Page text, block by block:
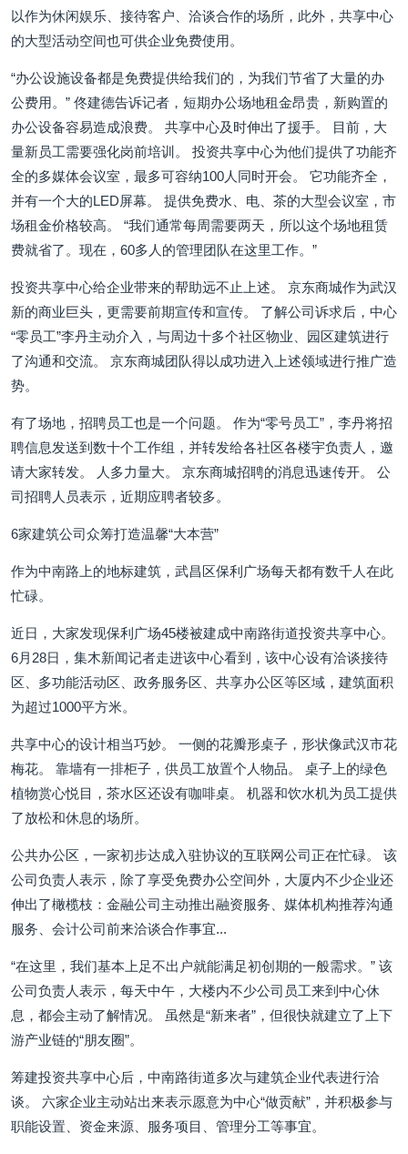
以作为休闲娱乐、接待客户、洽谈合作的场所，此外，共享中心
的大型活动空间也可供企业免费使用。
“办公设施设备都是免费提供给我们的，为我们节省了大量的办
公费用。” 佟建德告诉记者，短期办公场地租金昂贵，新购置的
办公设备容易造成浪费。 共享中心及时伸出了援手。 目前，大
量新员工需要强化岗前培训。 投资共享中心为他们提供了功能齐
全的多媒体会议室，最多可容纳100人同时开会。 它功能齐全，
并有一个大的LED屏幕。 提供免费水、电、茶的大型会议室，市
场租金价格较高。 “我们通常每周需要两天，所以这个场地租赁
费就省了。现在，60多人的管理团队在这里工作。”
投资共享中心给企业带来的帮助远不止上述。 京东商城作为武汉
新的商业巨头，更需要前期宣传和宣传。 了解公司诉求后，中心
“零员工”李丹主动介入，与周边十多个社区物业、园区建筑进行
了沟通和交流。 京东商城团队得以成功进入上述领域进行推广造
势。
有了场地，招聘员工也是一个问题。 作为“零号员工”，李丹将招
聘信息发送到数十个工作组，并转发给各社区各楼宇负责人，邀
请大家转发。 人多力量大。 京东商城招聘的消息迅速传开。 公
司招聘人员表示，近期应聘者较多。
6家建筑公司众筹打造温馨“大本营”
作为中南路上的地标建筑，武昌区保利广场每天都有数千人在此
忙碌。
近日，大家发现保利广场45楼被建成中南路街道投资共享中心。
6月28日，集木新闻记者走进该中心看到，该中心设有洽谈接待
区、多功能活动区、政务服务区、共享办公区等区域，建筑面积
为超过1000平方米。
共享中心的设计相当巧妙。 一侧的花瓣形桌子，形状像武汉市花
梅花。 靠墙有一排柜子，供员工放置个人物品。 桌子上的绿色
植物赏心悦目，茶水区还设有咖啡桌。 机器和饮水机为员工提供
了放松和休息的场所。
公共办公区，一家初步达成入驻协议的互联网公司正在忙碌。 该
公司负责人表示，除了享受免费办公空间外，大厦内不少企业还
伸出了橄榄枝：金融公司主动推出融资服务、媒体机构推荐沟通
服务、会计公司前来洽谈合作事宜...
“在这里，我们基本上足不出户就能满足初创期的一般需求。” 该
公司负责人表示，每天中午，大楼内不少公司员工来到中心休
息，都会主动了解情况。 虽然是“新来者”，但很快就建立了上下
游产业链的“朋友圈”。
筹建投资共享中心后，中南路街道多次与建筑企业代表进行洽
谈。 六家企业主动站出来表示愿意为中心“做贡献”，并积极参与
职能设置、资金来源、服务项目、管理分工等事宜。